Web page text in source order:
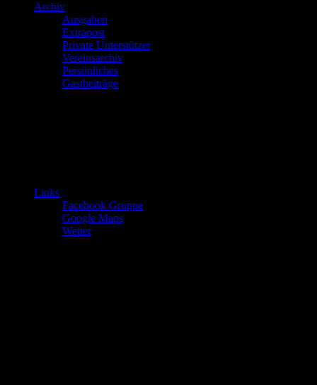
Archiv
Ausgaben
Extrapost
Private Unterstützer
Vereinsarchiv
Persönliches
Gastbeiträge
Links
Facebook Gruppe
Google Maps
Wetter